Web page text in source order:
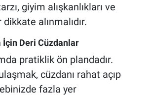
giyim alışkanlıkları ve
dikkate alınmalıdır.
İçin Deri Cüzdanlar
pratiklik ön plandadır.
cüzdanı rahat açıp
fazla yer